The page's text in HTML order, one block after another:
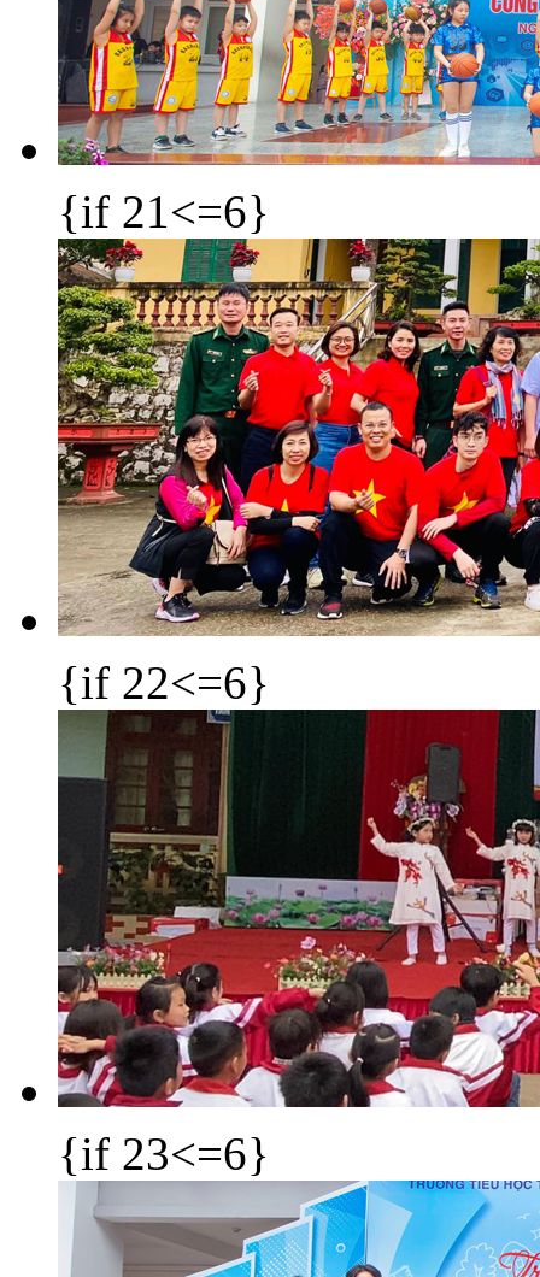
{if 21<=6}
{if 22<=6}
{if 23<=6}